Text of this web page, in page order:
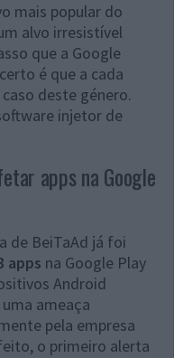
mais popular do
alvo irresistível
que a Google
é que a cada
deste género.
injetor de
apps na Google
de BeiTaAd já foi
apps na Google Play
Android
ameaça
pela empresa
o primeiro alerta